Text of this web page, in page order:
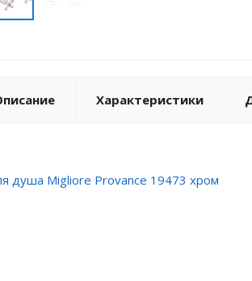
Характеристики
душа Migliore Provance 19473 хром